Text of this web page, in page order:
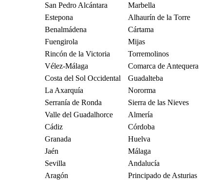
San Pedro Alcántara
Marbella
Estepona
Alhaurín de la Torre
Benalmádena
Cártama
Fuengirola
Mijas
Rincón de la Victoria
Torremolinos
Vélez-Málaga
Comarca de Antequera
Costa del Sol Occidental
Guadalteba
La Axarquía
Nororma
Serranía de Ronda
Sierra de las Nieves
Valle del Guadalhorce
Almería
Cádiz
Córdoba
Granada
Huelva
Jaén
Málaga
Sevilla
Andalucía
Aragón
Principado de Asturias